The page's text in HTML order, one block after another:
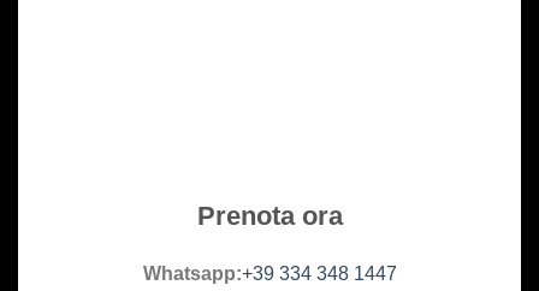
Prenota ora
Whatsapp:+39 334 348 1447